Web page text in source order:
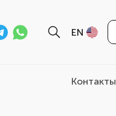
EN
Контакты